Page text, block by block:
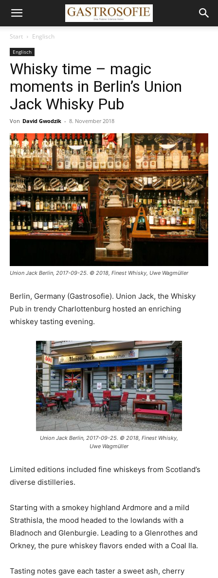
Start Englisch
Englisch
Whisky time – magic
moments in Berlin’s Union
Jack Whisky Pub
Von David Gwodzik - 8. November 2018
Union Jack Berlin, 2017-09-25. © 2018, Finest Whisky, Uwe Wagmüller
Berlin, Germany (Gastrosofie). Union Jack, the Whisky
Pub in trendy Charlottenburg hosted an enriching
whiskey tasting evening.
Union Jack Berlin, 2017-09-25. © 2018, Finest Whisky,
Uwe Wagmüller
Limited editions included fine whiskeys from Scotland’s
diverse distilleries.
Starting with a smokey highland Ardmore and a mild
Strathisla, the mood headed to the lowlands with a
Bladnoch and Glenburgie. Leading to a Glenrothes and
Orkney, the pure whiskey flavors ended with a Coal Ila.
Tasting notes gave each taster a sweet ash, cherry